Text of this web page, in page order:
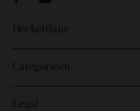
Heckettlane
Categorieën
Legal